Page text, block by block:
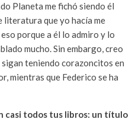
Planeta me fichó siendo él
literatura que yo hacía me
eso porque a él lo admiro y lo
mucho. Sin embargo, creo
sigan teniendo corazoncitos en
mientras que Federico se ha
casi todos tus libros: un título